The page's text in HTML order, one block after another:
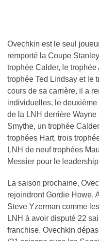
Ovechkin est le seul
remporté la Coupe
trophée Calder, le
trophée Ted Lindsay et le
cours de sa carrière, il a
individuelles, le deuxième
de la LNH derrière
Smythe, un trophée
trophées Hart, trois
LNH de neuf trophées
Messier pour le
La saison prochaine,
rejoindront Gordie Howe,
Steve Yzerman comme
LNH à avoir disputé 22
franchise. Ovechkin